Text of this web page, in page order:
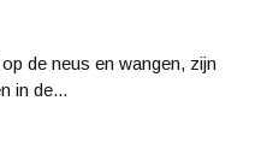
de neus en wangen, zijn
in de...